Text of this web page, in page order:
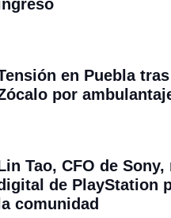
en Puebla
por
Tao, CFO de
de PlayStation
comunidad